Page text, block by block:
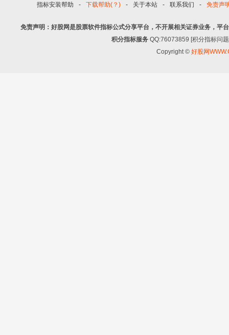
指标安装帮助 - 下载帮助(？) - 关于本站 - 联系我们 - 免责声
免责声明：好股网是股票软件指标公式分享平台，不开展相关证券业务，平
积分指标服务 QQ:76073859 [积分指标问
Copyright © 好股网